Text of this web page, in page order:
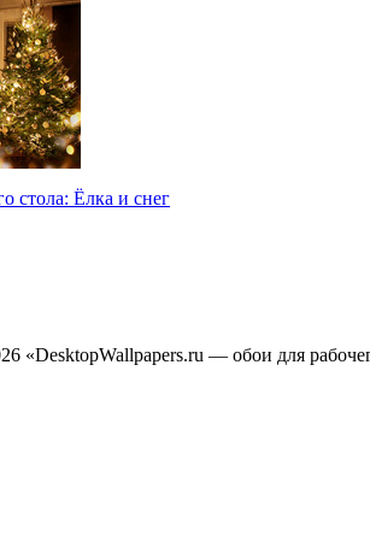
«DesktopWallpapers.ru — обои для